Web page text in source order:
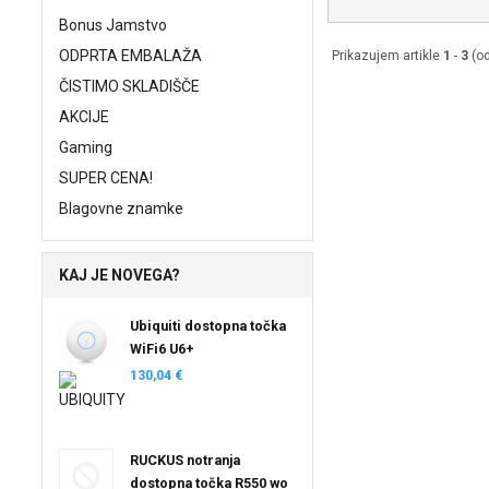
Bonus Jamstvo
ODPRTA EMBALAŽA
ČISTIMO SKLADIŠČE
AKCIJE
Gaming
SUPER CENA!
Blagovne znamke
KAJ JE NOVEGA?
Ubiquiti dostopna točka
WiFi6 U6+
130,04 €
RUCKUS notranja
dostopna točka R550 wo
Prikazujem artikle 1 - 3(od